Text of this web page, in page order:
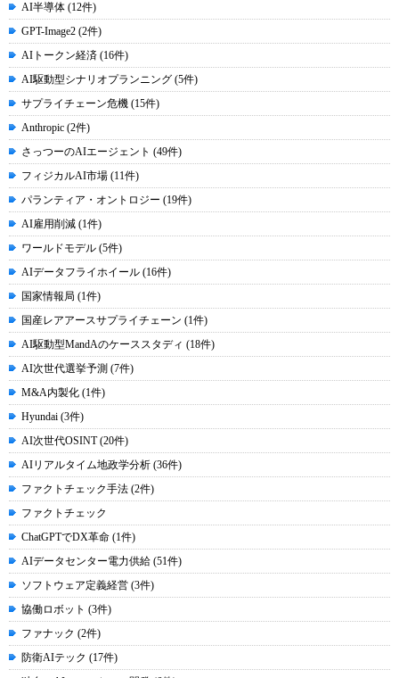
AI半導体 (12件)
GPT-Image2 (2件)
AIトークン経済 (16件)
AI駆動型シナリオプランニング (5件)
サプライチェーン危機 (15件)
Anthropic (2件)
さっつーのAIエージェント (49件)
フィジカルAI市場 (11件)
パランティア・オントロジー (19件)
AI雇用削減 (1件)
ワールドモデル (5件)
AIデータフライホイール (16件)
国家情報局 (1件)
国産レアアースサプライチェーン (1件)
AI駆動型MandAのケーススタディ (18件)
AI次世代選挙予測 (7件)
M&A内製化 (1件)
Hyundai (3件)
AI次世代OSINT (20件)
AIリアルタイム地政学分析 (36件)
ファクトチェック手法 (2件)
ファクトチェック
ChatGPTでDX革命 (1件)
AIデータセンター電力供給 (51件)
ソフトウェア定義経営 (3件)
協働ロボット (3件)
ファナック (2件)
防衛AIテック (17件)